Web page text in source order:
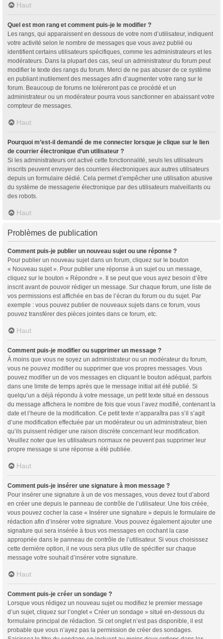
Haut
Quel est mon rang et comment puis-je le modifier ?
Les rangs, qui apparaissent en dessous de votre nom d’utilisateur, indiquent
votre activité selon le nombre de messages que vous avez publié ou
identifient certains utilisateurs spécifiques, comme les administrateurs et les
modérateurs. Dans la plupart des cas, seul un administrateur du forum peut
modifier le texte des rangs du forum. Merci de ne pas abuser de ce système
en publiant inutilement des messages afin d’augmenter votre rang sur le
forum. Beaucoup de forums ne toléreront pas ce procédé et un
administrateur ou un modérateur pourra vous sanctionner en abaissant votre
compteur de messages.
Haut
Pourquoi m’est-il demandé de me connecter lorsque je clique sur le lien
de courrier électronique d’un utilisateur ?
Si les administrateurs ont activé cette fonctionnalité, seuls les utilisateurs
inscrits peuvent envoyer des courriers électroniques aux autres utilisateurs
depuis un formulaire dédié. Cela permet d’empêcher une utilisation abusive
du système de messagerie électronique par des utilisateurs malveillants ou
des robots.
Haut
Problèmes de publication
Comment puis-je publier un nouveau sujet ou une réponse ?
Pour publier un nouveau sujet dans un forum, cliquez sur le bouton
« Nouveau sujet ». Pour publier une réponse à un sujet ou un message,
cliquez sur le bouton « Répondre ». Il se peut que vous ayez besoin d’être
inscrit avant de pouvoir rédiger un message. Sur chaque forum, une liste de
vos permissions est affichée en bas de l’écran du forum ou du sujet. Par
exemple : vous pouvez publier de nouveaux sujets dans ce forum, vous
pouvez transférer des pièces jointes dans ce forum, etc.
Haut
Comment puis-je modifier ou supprimer un message ?
À moins que vous ne soyez un administrateur ou un modérateur du forum,
vous ne pouvez modifier ou supprimer que vos propres messages. Vous
pouvez modifier un de vos messages en cliquant le bouton adéquat, parfois
dans une limite de temps après que le message initial ait été publié. Si
quelqu’un a déjà répondu à votre message, un petit texte situé en dessous
du message affichera le nombre de fois que vous l’avez modifié, contenant la
date et l’heure de la modification. Ce petit texte n’apparaîtra pas s’il s’agit
d’une modification effectuée par un modérateur ou un administrateur, bien
qu’ils puissent rédiger une raison discrète concernant leur modification.
Veuillez noter que les utilisateurs normaux ne peuvent pas supprimer leur
propre message si une réponse a été publiée.
Haut
Comment puis-je insérer une signature à mon message ?
Pour insérer une signature à un de vos messages, vous devez tout d’abord
en créer une depuis le panneau de contrôle de l’utilisateur. Une fois créée,
vous pouvez cocher la case « Insérer une signature » depuis le formulaire de
rédaction afin d’insérer votre signature. Vous pouvez également ajouter une
signature qui sera insérée à tous vos messages en cochant la case
appropriée dans le panneau de contrôle de l’utilisateur. Si vous choisissez
cette dernière option, il ne vous sera plus utile de spécifier sur chaque
message votre souhait d’insérer votre signature.
Haut
Comment puis-je créer un sondage ?
Lorsque vous rédigez un nouveau sujet ou modifiez le premier message
d’un sujet, cliquez sur l’onglet « Créer un sondage » situé en-dessous du
formulaire principal de rédaction. Si cet onglet n’est pas disponible, il est
probable que vous n’ayez pas la permission de créer des sondages.